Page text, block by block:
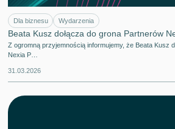
Dla biznesu Wydarzenia
Beata Kusz dołącza do grona Partnerów
Z ogromną przyjemnością informujemy, że Beata Kusz
Nexia P…
31.03.2026